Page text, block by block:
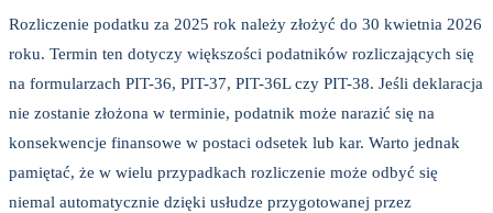
Rozliczenie podatku za 2025 rok należy złożyć do 30 kwietnia 2026
roku. Termin ten dotyczy większości podatników rozliczających się
na formularzach PIT-36, PIT-37, PIT-36L czy PIT-38. Jeśli deklaracja
nie zostanie złożona w terminie, podatnik może narazić się na
konsekwencje finansowe w postaci odsetek lub kar. Warto jednak
pamiętać, że w wielu przypadkach rozliczenie może odbyć się
niemal automatycznie dzięki usłudze przygotowanej przez